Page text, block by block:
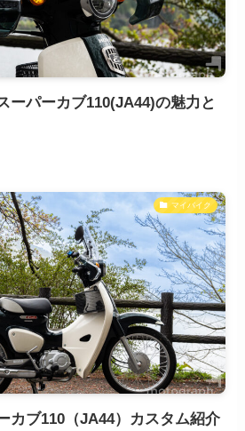
ーパーカブ110(JA44)の魅力と
マイバイク
カブ110（JA44）カスタム紹介